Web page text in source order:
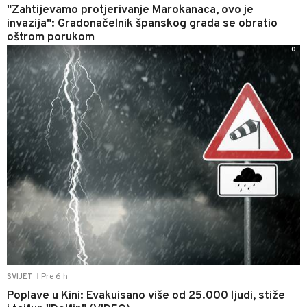
"Zahtijevamo protjerivanje Marokanaca, ovo je
invazija": Gradonačelnik španskog grada se obratio
oštrom porukom
SVIJET Pre 6 h
Poplave u Kini: Evakuisano više od 25.000 ljudi, stiže
0